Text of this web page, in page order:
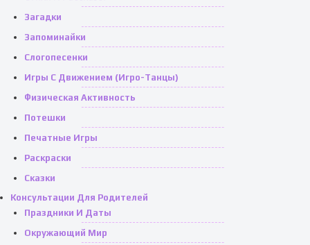
Загадки
Запоминайки
Слогопесенки
Игры С Движением (игро-Танцы)
Физическая Активность
Потешки
Печатные Игры
Раскраски
Сказки
Консультации Для Родителей
Праздники И Даты
Окружающий Мир